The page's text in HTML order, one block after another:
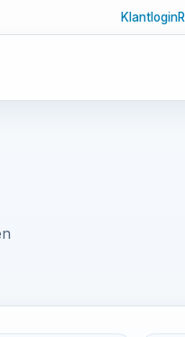
Klantlogin